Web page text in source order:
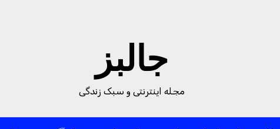
جالبز
مجله اینترنتی و سبک زندگی